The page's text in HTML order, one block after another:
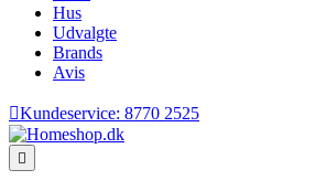
Hus
Udvalgte
Brands
Avis
Kundeservice: 8770 2525
